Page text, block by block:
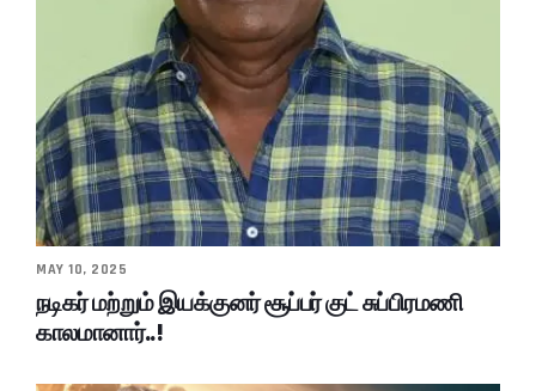
MAY 10, 2025
நடிகர் மற்றும் இயக்குனர் சூப்பர் குட் சுப்பிரமணி
காலமானார்..!